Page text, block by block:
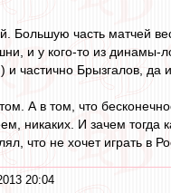
Большую часть матчей
и у кого-то из
частично Брызгалов, да
А в том, что
никаких. И зачем
что не хочет играть в
20:04